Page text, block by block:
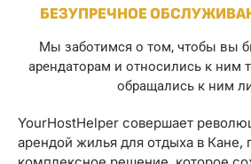
БЕЗУПРЕЧНОЕ
Мы заботимся о том, чтобы вы
арендаторам и относились к ним
обращались к ним
YourHostHelper совершает
арендой жилья для отдыха в Кане,